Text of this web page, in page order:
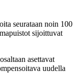
seurataan noin 100
sijoittuvat
asettavat
uudella